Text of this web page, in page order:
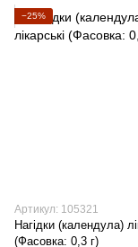
−25%
Артикул: 105321
Нагідки (календула)
(Фасовка: 0,3 г)